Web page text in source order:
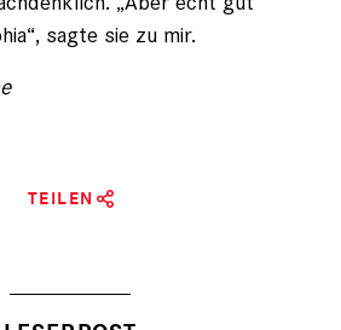
sagte sie zu mir.
TEILEN